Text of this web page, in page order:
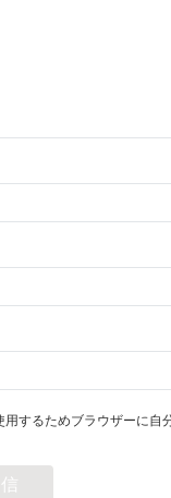
するためブラウザーに自